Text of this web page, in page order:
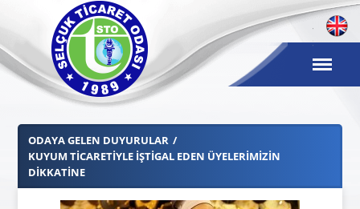
ODAYA GELEN DUYURULAR
KUYUM TICARETIYLE İŞTIGAL EDEN ÜYELERIMIZIN
DIKKATINE